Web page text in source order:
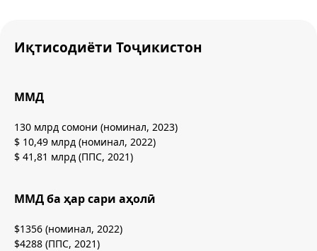
Иқтисодиёти Тоҷикистон
ММД
130 млрд сомони (номинал, 2023)
$ 10,49 млрд (номинал, 2022)
$ 41,81 млрд (ППС, 2021)
ММД ба ҳар сари аҳолӣ
$1356 (номинал, 2022)
$4288 (ППС, 2021)